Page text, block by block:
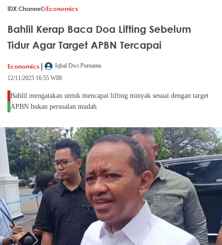
IDX Channel Economics
Bahlil Kerap Baca Doa Lifting Sebelum
Tidur Agar Target APBN Tercapai
Economics |
Iqbal Dwi Purnama
12/11/2025 16:55 WIB
Bahlil mengatakan untuk mencapai lifting minyak sesuai dengan target
APBN bukan persoalan mudah